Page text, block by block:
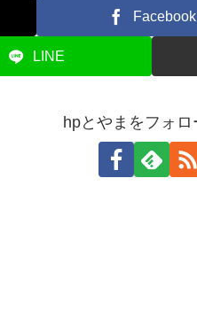
Facebook
LINE
hpとやまをフォロ